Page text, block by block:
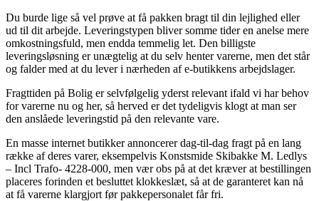
Du burde lige så vel prøve at få pakken bragt til din lejlighed eller
ud til dit arbejde. Leveringstypen bliver somme tider en anelse mere
omkostningsfuld, men endda temmelig let. Den billigste
leveringsløsning er unægtelig at du selv henter varerne, men det står
og falder med at du lever i nærheden af e-butikkens arbejdslager.
Fragttiden på Bolig er selvfølgelig yderst relevant ifald vi har behov
for varerne nu og her, så herved er det tydeligvis klogt at man ser
den anslåede leveringstid på den relevante vare.
En masse internet butikker annoncerer dag-til-dag fragt på en lang
række af deres varer, eksempelvis Konstsmide Skibakke M. Ledlys
– Incl Trafo- 4228-000, men vær obs på at det kræver at bestillingen
placeres forinden et besluttet klokkeslæt, så at de garanteret kan nå
at få varerne klargjort før pakkepersonalet får fri.